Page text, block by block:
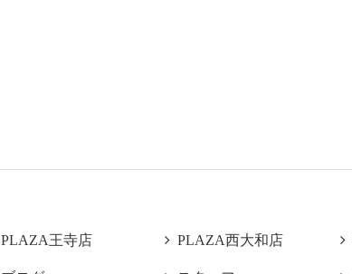
PLAZA王寺店  PLAZA西大和店 